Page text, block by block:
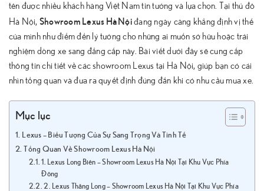
tên được nhiều khách hàng Việt Nam tin tưởng và lựa chọn. Tại thủ đô
Hà Nội, Showroom Lexus Hà Nộiđang ngày càng khẳng định vị thế
của mình như điểm đến lý tưởng cho những ai muốn sở hữu hoặc trải
nghiệm dòng xe sang đẳng cấp này. Bài viết dưới đây sẽ cung cấp
thông tin chi tiết về các showroom Lexus tại Hà Nội, giúp bạn có cái
nhìn tổng quan và đưa ra quyết định đúng đắn khi có nhu cầu mua xe.
Mục lục
Lexus – Biểu Tượng Của Sự Sang Trọng Và Tinh Tế
Tổng Quan Về Showroom Lexus Hà Nội
1. Lexus Long Biên – Showroom Lexus Hà Nội Tại Khu Vực Phía
Đông
2. Lexus Thăng Long – Showroom Lexus Hà Nội Tại Khu Vực Phía